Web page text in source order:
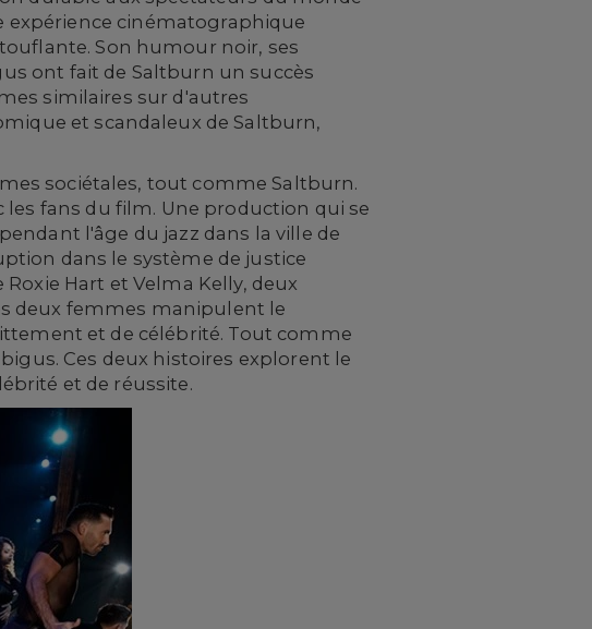
expérience cinématographique
Son humour noir, ses
ont fait de Saltburn un succès
similaires sur d'autres
et scandaleux de Saltburn,
sociétales, tout comme Saltburn.
fans du film. Une production qui se
l'âge du jazz dans la ville de
dans le système de justice
Hart et Velma Kelly, deux
deux femmes manipulent le
et de célébrité. Tout comme
Ces deux histoires explorent le
et de réussite.